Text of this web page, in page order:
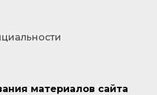
материалов сайта